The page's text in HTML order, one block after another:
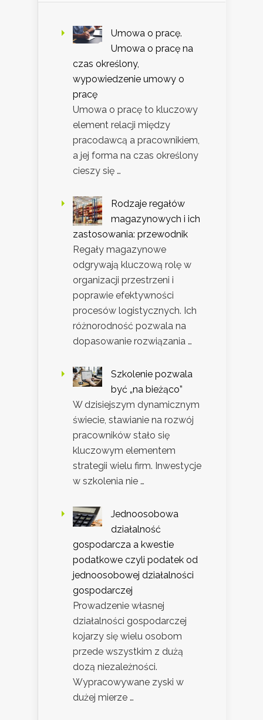
Umowa o pracę.
Umowa o pracę na
czas określony,
wypowiedzenie umowy o
pracę
Umowa o pracę to kluczowy
element relacji między
pracodawcą a pracownikiem,
a jej forma na czas określony
cieszy się …
Rodzaje regałów
magazynowych i ich
zastosowania: przewodnik
Regały magazynowe
odgrywają kluczową rolę w
organizacji przestrzeni i
poprawie efektywności
procesów logistycznych. Ich
różnorodność pozwala na
dopasowanie rozwiązania …
Szkolenie pozwala
być „na bieżąco”
W dzisiejszym dynamicznym
świecie, stawianie na rozwój
pracowników stało się
kluczowym elementem
strategii wielu firm. Inwestycje
w szkolenia nie …
Jednoosobowa
działalność
gospodarcza a kwestie
podatkowe czyli podatek od
jednoosobowej działalności
gospodarczej
Prowadzenie własnej
działalności gospodarczej
kojarzy się wielu osobom
przede wszystkim z dużą
dozą niezależności.
Wypracowywane zyski w
dużej mierze …